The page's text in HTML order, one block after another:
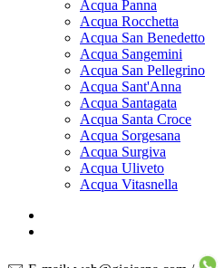
Acqua Panna
Acqua Rocchetta
Acqua San Benedetto
Acqua Sangemini
Acqua San Pellegrino
Acqua Sant'Anna
Acqua Santagata
Acqua Santa Croce
Acqua Sorgesana
Acqua Surgiva
Acqua Uliveto
Acqua Vitasnella